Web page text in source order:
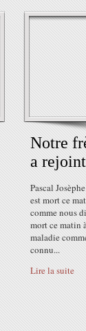
Notre
a
Pascal
est mort ce
comme nous
mort ce matin
maladie
connu...
Lire la suite